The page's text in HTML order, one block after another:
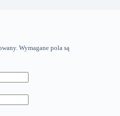
Wymagane pola są